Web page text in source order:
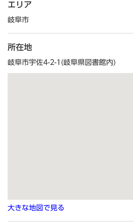
エリア
岐阜市
所在地
岐阜市宇佐4-2-1(岐阜県図書館内)
大きな地図で見る